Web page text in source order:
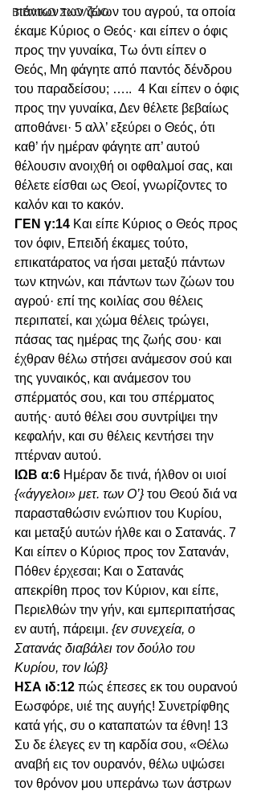
ΒΙΒΛΙΚΟ ΣΧΟΛΕΙΟ
πάντων των ζώων του αγρού, τα οποία
έκαμε Κύριος ο Θεός· και είπεν ο όφις
προς την γυναίκα, Τω όντι είπεν ο
Θεός, Μη φάγητε από παντός δένδρου
του παραδείσου; …..  4 Και είπεν ο όφις
προς την γυναίκα, Δεν θέλετε βεβαίως
αποθάνει· 5 αλλ’ εξεύρει ο Θεός, ότι
καθ’ ήν ημέραν φάγητε απ’ αυτού
θέλουσιν ανοιχθή οι οφθαλμοί σας, και
θέλετε είσθαι ως Θεοί, γνωρίζοντες το
καλόν και το κακόν.
ΓΕΝ γ:14 Και είπε Κύριος ο Θεός προς
τον όφιν, Επειδή έκαμες τούτο,
επικατάρατος να ήσαι μεταξύ πάντων
των κτηνών, και πάντων των ζώων του
αγρού· επί της κοιλίας σου θέλεις
περιπατεί, και χώμα θέλεις τρώγει,
πάσας τας ημέρας της ζωής σου· και
έχθραν θέλω στήσει ανάμεσον σού και
της γυναικός, και ανάμεσον του
σπέρματός σου, και του σπέρματος
αυτής· αυτό θέλει σου συντρίψει την
κεφαλήν, και συ θέλεις κεντήσει την
πτέρναν αυτού.
ΙΩΒ α:6 Ημέραν δε τινά, ήλθον οι υιοί
{«άγγελοι» μετ. των Ο’} του Θεού διά να
παρασταθώσιν ενώπιον του Κυρίου,
και μεταξύ αυτών ήλθε και ο Σατανάς. 7
Και είπεν ο Κύριος προς τον Σατανάν,
Πόθεν έρχεσαι; Και ο Σατανάς
απεκρίθη προς τον Κύριον, και είπε,
Περιελθών την γήν, και εμπεριπατήσας
εν αυτή, πάρειμι. {εν συνεχεία, ο
Σατανάς διαβάλει τον δούλο του
Κυρίου, τον Ιώβ}
ΗΣΑ ιδ:12 πώς έπεσες εκ του ουρανού
Εωσφόρε, υιέ της αυγής! Συνετρίφθης
κατά γής, συ ο καταπατών τα έθνη! 13
Συ δε έλεγες εν τη καρδία σου, «Θέλω
αναβή εις τον ουρανόν, θέλω υψώσει
τον θρόνον μου υπεράνω των άστρων